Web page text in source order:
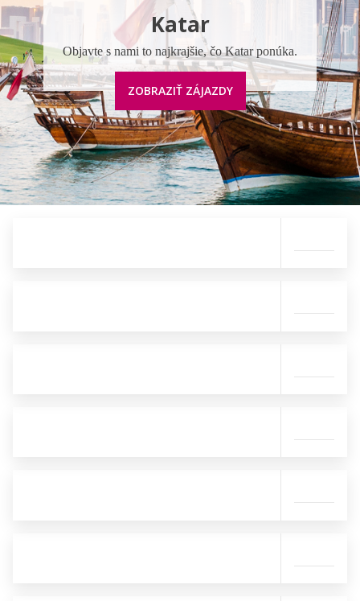
Katar
Objavte s nami to najkrajšie, čo Katar ponúka.
ZOBRAZIŤ ZÁJAZDY